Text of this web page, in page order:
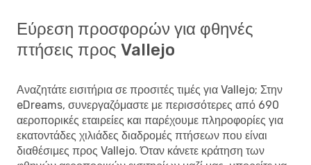
Εύρεση προσφορών για φθηνές
πτήσεις προς Vallejo
Αναζητάτε εισιτήρια σε προσιτές τιμές για Vallejo; Στην
eDreams, συνεργαζόμαστε με περισσότερες από 690
αεροπορικές εταιρείες και παρέχουμε πληροφορίες για
εκατοντάδες χιλιάδες διαδρομές πτήσεων που είναι
διαθέσιμες προς Vallejo. Όταν κάνετε κράτηση των